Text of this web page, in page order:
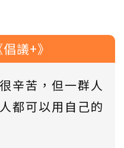
議+》
辛苦，但一群人
都可以用自己的